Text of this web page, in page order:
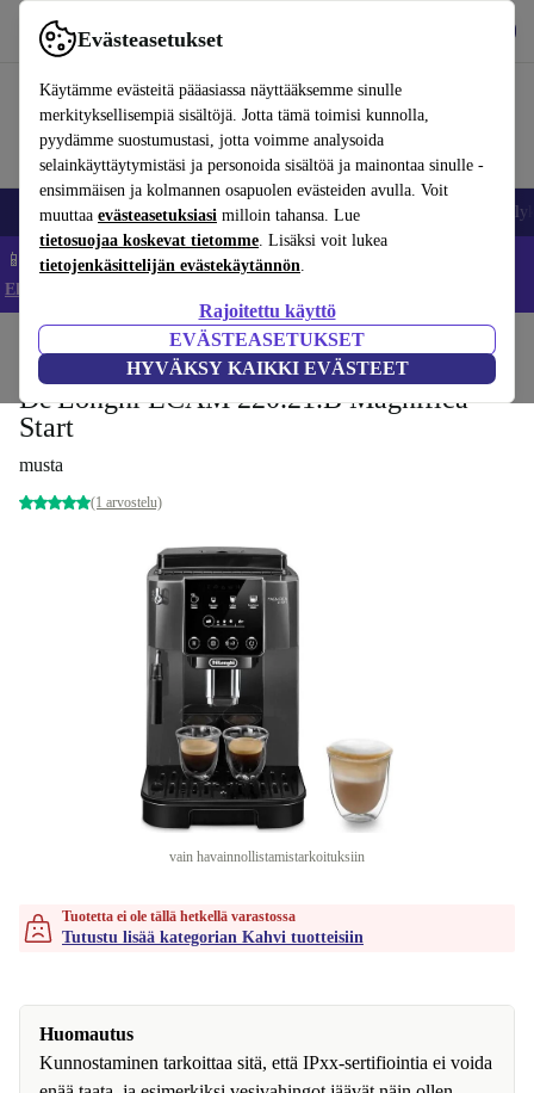
Evästeasetukset
Käytämme evästeitä pääasiassa näyttääksemme sinulle
merkityksellisempiä sisältöjä. Jotta tämä toimisi kunnolla,
pyydämme suostumustasi, jotta voimme analysoida
selainkäyttäytymistäsi ja personoida sisältöä ja mainontaa sinulle -
ensimmäisen ja kolmannen osapuolen evästeiden avulla. Voit
muuttaa evästeasetuksiasi milloin tahansa. Lue
tietosuojaa koskevat tietomme. Lisäksi voit lukea
tietojenkäsittelijän evästekäytännön.
Rajoitettu käyttö
EVÄSTEASETUKSET
HYVÄKSY KAIKKI EVÄSTEET
Käytä refurbed-palvelua nopeasti ja helposti
Matkapuhelimet ja älypuhelimet Kannettavat tietokoneet
📱 Säästä 5 % LISÄÄ iPhoneista – Koodi: IPHONEDEAL –
Ehdot ja säännöt
Juomat Kahvi
De'Longhi ECAM 220.21.B Magnifica
Start
musta
(1 arvostelu)
vain havainnollistamistarkoituksiin
Tuotetta ei ole tällä hetkellä varastossa
Tutustu lisää kategorian Kahvi tuotteisiin
Huomautus
Kunnostaminen tarkoittaa sitä, että IPxx-sertifiointia ei voida